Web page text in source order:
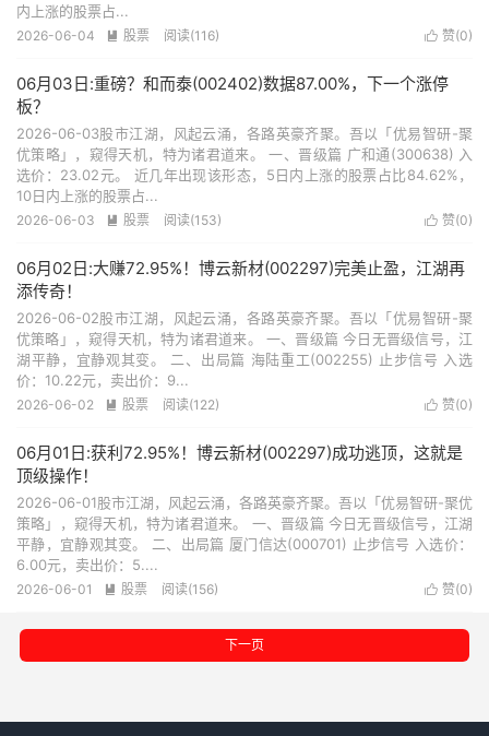
内上涨的股票占...
 赞(0)
2026-06-04  股票 阅读(116)
06月03日:重磅？和而泰(002402)数据87.00%，下一个涨停
板？
2026-06-03股市江湖，风起云涌，各路英豪齐聚。吾以「优易智研-聚
优策略」，窥得天机，特为诸君道来。 一、晋级篇 广和通(300638) 入
选价：23.02元。 近几年出现该形态，5日内上涨的股票占比84.62%，
10日内上涨的股票占...
 赞(0)
2026-06-03  股票 阅读(153)
06月02日:大赚72.95%！博云新材(002297)完美止盈，江湖再
添传奇！
2026-06-02股市江湖，风起云涌，各路英豪齐聚。吾以「优易智研-聚
优策略」，窥得天机，特为诸君道来。 一、晋级篇 今日无晋级信号，江
湖平静，宜静观其变。 二、出局篇 海陆重工(002255) 止步信号 入选
价：10.22元，卖出价：9...
 赞(0)
2026-06-02  股票 阅读(122)
06月01日:获利72.95%！博云新材(002297)成功逃顶，这就是
顶级操作！
2026-06-01股市江湖，风起云涌，各路英豪齐聚。吾以「优易智研-聚优
策略」，窥得天机，特为诸君道来。 一、晋级篇 今日无晋级信号，江湖
平静，宜静观其变。 二、出局篇 厦门信达(000701) 止步信号 入选价：
6.00元，卖出价：5....
 赞(0)
2026-06-01  股票 阅读(156)
下一页